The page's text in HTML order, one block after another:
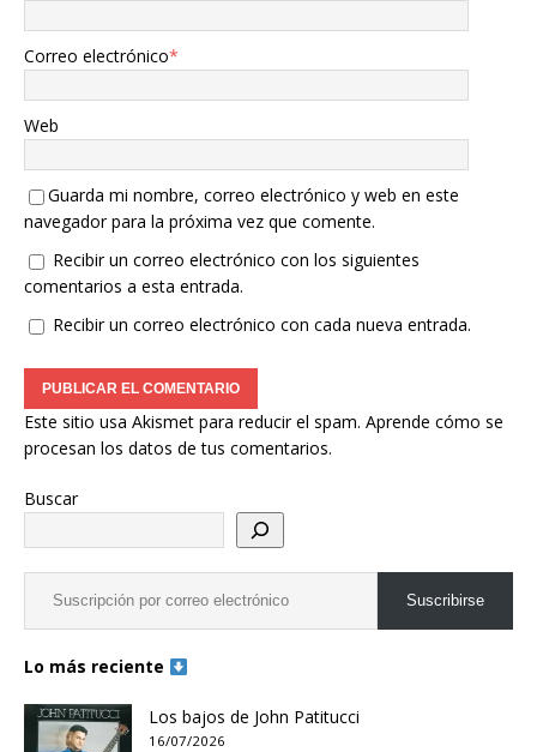
Correo electrónico*
Web
Guarda mi nombre, correo electrónico y web en este
navegador para la próxima vez que comente.
Recibir un correo electrónico con los siguientes
comentarios a esta entrada.
Recibir un correo electrónico con cada nueva entrada.
Este sitio usa Akismet para reducir el spam. Aprende cómo se
procesan los datos de tus comentarios.
Buscar
Suscribirse
Lo más reciente
Los bajos de John Patitucci
16/07/2026